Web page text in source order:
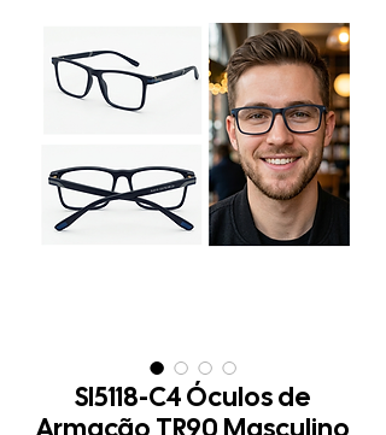
Sl5118-C4 Óculos de